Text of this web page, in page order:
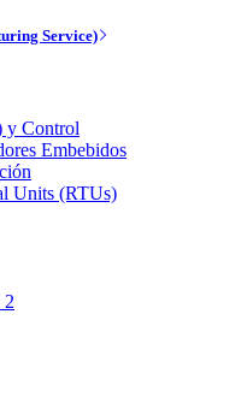
Service)
y Control
Embebidos
Units (RTUs)
2